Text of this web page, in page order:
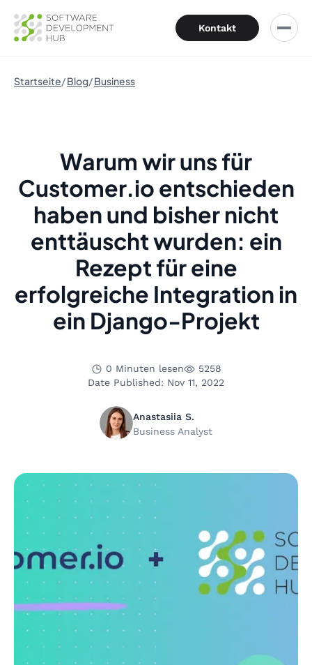
Kontakt
Startseite Blog Business
Warum wir uns für
Customer.io entschieden
haben und bisher nicht
enttäuscht wurden: ein
Rezept für eine
erfolgreiche Integration in
ein Django-Projekt
0 Minuten lesen
5258
Date Published: Nov 11, 2022
Anastasiia S.
Business Analyst